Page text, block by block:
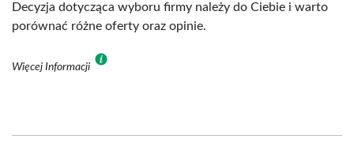
Decyzja dotycząca wyboru firmy należy do Ciebie i warto
porównać różne oferty oraz opinie.
Więcej Informacji